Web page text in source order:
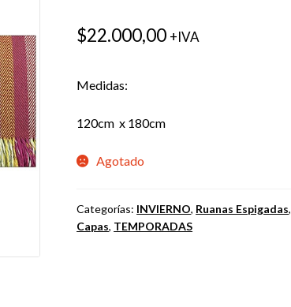
$22.000,00 +IVA
Medidas:
120cm x 180cm
Agotado
Categorías: INVIERNO, Ruanas Espigadas,
Capas, TEMPORADAS